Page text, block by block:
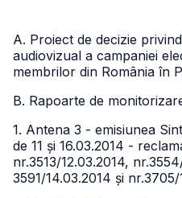
A. Proiect de decizie
audiovizual a campaniei
membrilor din România în
B. Rapoarte de
1. Antena 3 - emisiunea
de 11 și 16.03.2014 -
nr.3513/12.03.2014,
3591/14.03.2014 și